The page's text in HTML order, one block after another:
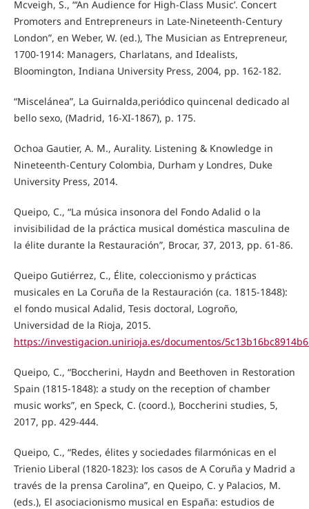
Mcveigh, S., “‘An Audience for High-Class Music’. Concert
Promoters and Entrepreneurs in Late-Nineteenth-Century
London”, en Weber, W. (ed.), The Musician as Entrepreneur,
1700-1914: Managers, Charlatans, and Idealists,
Bloomington, Indiana University Press, 2004, pp. 162-182.
“Miscelánea”, La Guirnalda,periódico quincenal dedicado al
bello sexo, (Madrid, 16-XI-1867), p. 175.
Ochoa Gautier, A. M., Aurality. Listening & Knowledge in
Nineteenth-Century Colombia, Durham y Londres, Duke
University Press, 2014.
Queipo, C., “La música insonora del Fondo Adalid o la
invisibilidad de la práctica musical doméstica masculina de
la élite durante la Restauración”, Brocar, 37, 2013, pp. 61-86.
Queipo Gutiérrez, C., Élite, coleccionismo y prácticas
musicales en La Coruña de la Restauración (ca. 1815-1848):
el fondo musical Adalid, Tesis doctoral, Logroño,
Universidad de la Rioja, 2015.
https://investigacion.unirioja.es/documentos/
Queipo, C., “Boccherini, Haydn and Beethoven in Restoration
Spain (1815-1848): a study on the reception of chamber
music works”, en Speck, C. (coord.), Boccherini studies, 5,
2017, pp. 429-444.
Queipo, C., “Redes, élites y sociedades filarmónicas en el
Trienio Liberal (1820-1823): los casos de A Coruña y Madrid a
través de la prensa Carolina”, en Queipo, C. y Palacios, M.
(eds.), El asociacionismo musical en España: estudios de